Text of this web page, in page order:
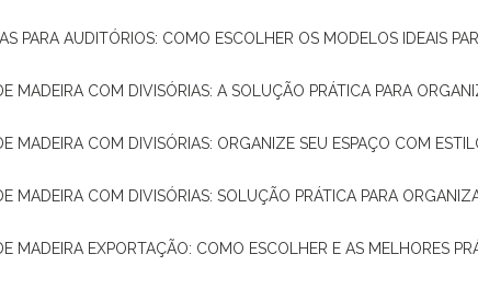
PARA AUDITÓRIOS: COMO ESCOLHER OS MODELOS IDEAIS
MADEIRA COM DIVISÓRIAS: A SOLUÇÃO PRÁTICA PARA
DE MADEIRA COM DIVISÓRIAS: ORGANIZE SEU ESPAÇO COM
MADEIRA COM DIVISÓRIAS: SOLUÇÃO PRÁTICA PARA
MADEIRA EXPORTAÇÃO: COMO ESCOLHER E AS MELHORES